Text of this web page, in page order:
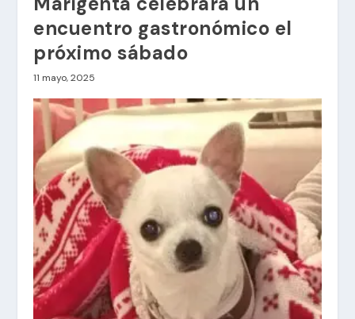
encuentro gastronómico el
próximo sábado
11 mayo, 2025